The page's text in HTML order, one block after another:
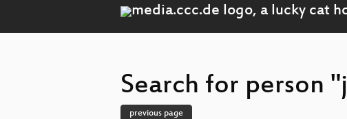
Search for person
previous page